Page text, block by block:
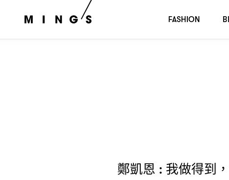
鄭凱恩 : 我做得到 ，
FASHION
鄭凱恩 :我做得到 | 2019 INSPIRING BEING FOR